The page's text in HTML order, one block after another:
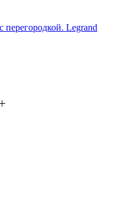
перегородкой. Legrand